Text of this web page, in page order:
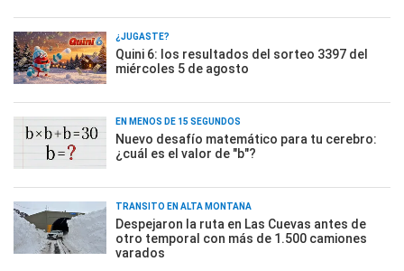
¿JUGASTE?
Quini 6: los resultados del sorteo 3397 del
miércoles 5 de agosto
EN MENOS DE 15 SEGUNDOS
Nuevo desafío matemático para tu cerebro:
¿cuál es el valor de "b"?
TRÁNSITO EN ALTA MONTAÑA
Despejaron la ruta en Las Cuevas antes de
otro temporal con más de 1.500 camiones
varados